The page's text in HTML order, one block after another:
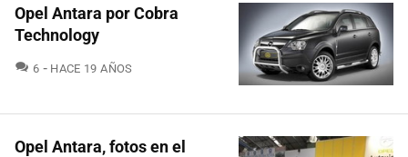
Opel Antara por Cobra
Technology
6 COMENTARIOS
HACE 19 AÑOS
Opel Antara, fotos en el